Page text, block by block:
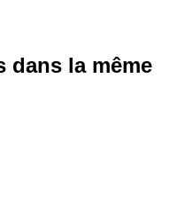
dans la même